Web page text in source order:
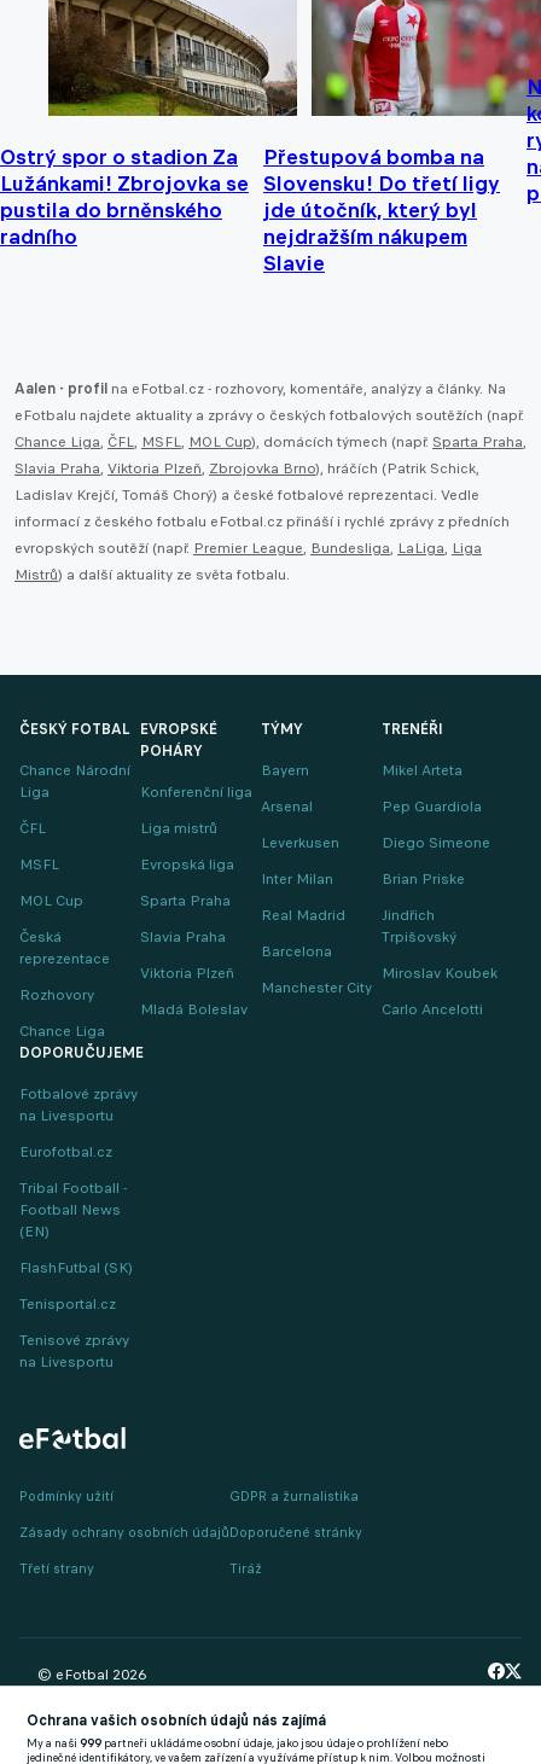
Ostrý spor o stadion Za
Lužánkami! Zbrojovka se
pustila do brněnského
radního
Přestupová bomba na
Slovensku! Do třetí ligy
jde útočník, který byl
nejdražším nákupem
Slavie
Aalen - profil na eFotbal.cz - rozhovory, komentáře, analýzy a články. Na
eFotbalu najdete aktuality a zprávy o českých fotbalových soutěžích (např.
Chance Liga, ČFL, MSFL, MOL Cup), domácích týmech (např. Sparta Praha,
Slavia Praha, Viktoria Plzeň, Zbrojovka Brno), hráčích (Patrik Schick,
Ladislav Krejčí, Tomáš Chorý) a české fotbalové reprezentaci. Vedle
informací z českého fotbalu eFotbal.cz přináší i rychlé zprávy z předních
evropských soutěží (např. Premier League, Bundesliga, LaLiga, Liga
Mistrů) a další aktuality ze světa fotbalu.
ČESKÝ FOTBAL
Chance Národní
Liga
ČFL
MSFL
MOL Cup
Česká
reprezentace
Rozhovory
Chance Liga
EVROPSKÉ
POHÁRY
Konferenční liga
Liga mistrů
Evropská liga
Sparta Praha
Slavia Praha
Viktoria Plzeň
Mladá Boleslav
TÝMY
Bayern
Arsenal
Leverkusen
Inter Milan
Real Madrid
Barcelona
Manchester City
TRENÉŘI
Mikel Arteta
Pep Guardiola
Diego Simeone
Brian Priske
Jindřich
Trpišovský
Miroslav Koubek
Carlo Ancelotti
DOPORUČUJEME
Fotbalové zprávy
na Livesportu
Eurofotbal.cz
Tribal Football -
Football News
(EN)
FlashFutbal (SK)
Tenisportal.cz
Tenisové zprávy
na Livesportu
Podmínky užití
Zásady ochrany osobních údajů
Třetí strany
GDPR a žurnalistika
Doporučené stránky
Tiráž
© eFotbal 2026
Ochrana vašich osobních údajů nás zajímá
My a naši999 partneři ukládáme osobní údaje, jako jsou údaje o prohlížení nebo
jedinečné identifikátory, ve vašem zařízení a využíváme přístup k nim. Volbou možnosti